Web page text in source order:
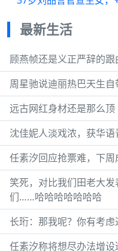
最新生活
顾燕帧还是义正严辞的
周星驰说迪丽热巴天生自
远古网红身材还是那么顶
沈佳妮人淡戏浓，获华
任素汐回应抢票难，下
笑死，对比我们田老大
们……哈哈哈哈哈哈哈
长珩：那我呢？你有考虑
任素汐称将想尽办法增